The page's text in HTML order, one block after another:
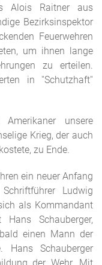
Alois Raitner aus
Bezirksinspektor
Feuerwehren
um ihnen lange
zu erteilen.
in ''Schutzhaft''
unsere
Krieg, der auch
zu Ende.
ein neuer Anfang
Ludwig
als Kommandant
Schauberger,
einen Mann der
Hans Schauberger